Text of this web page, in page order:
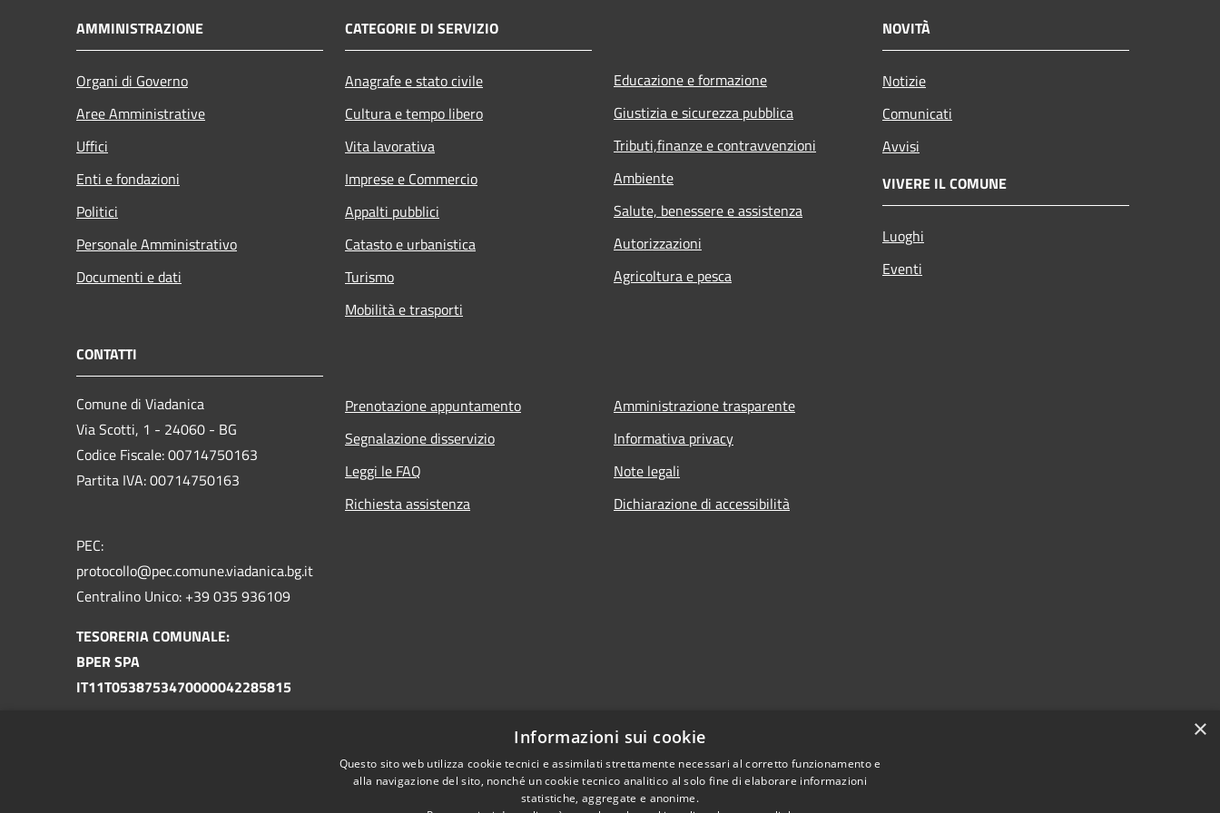
AMMINISTRAZIONE
Organi di Governo
Aree Amministrative
Uffici
Enti e fondazioni
Politici
Personale Amministrativo
Documenti e dati
CATEGORIE DI SERVIZIO
Anagrafe e stato civile
Cultura e tempo libero
Vita lavorativa
Imprese e Commercio
Appalti pubblici
Catasto e urbanistica
Turismo
Mobilità e trasporti
Educazione e formazione
Giustizia e sicurezza pubblica
Tributi,finanze e contravvenzioni
Ambiente
Salute, benessere e assistenza
Autorizzazioni
Agricoltura e pesca
NOVITÀ
Notizie
Comunicati
Avvisi
VIVERE IL COMUNE
Luoghi
Eventi
CONTATTI
Comune di Viadanica
Via Scotti, 1 - 24060 - BG
Codice Fiscale: 00714750163
Partita IVA: 00714750163
PEC:
protocollo@pec.comune.viadanica.bg.it
Centralino Unico: +39 035 936109
TESORERIA COMUNALE:
BPER SPA
IT11T0538753470000042285815
Prenotazione appuntamento
Segnalazione disservizio
Leggi le FAQ
Richiesta assistenza
Amministrazione trasparente
Informativa privacy
Note legali
Dichiarazione di accessibilità
×
Informazioni sui cookie
Questo sito web utilizza cookie tecnici e assimilati strettamente necessari al corretto funzionamento e
alla navigazione del sito, nonché un cookie tecnico analitico al solo fine di elaborare informazioni
statistiche, aggregate e anonime.